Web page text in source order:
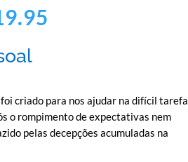
criado para nos ajudar na difícil tarefa
o rompimento de expectativas nem
pelas decepções acumuladas na